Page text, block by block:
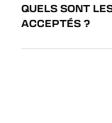
QUELS SONT
ACCEPTÉS ?